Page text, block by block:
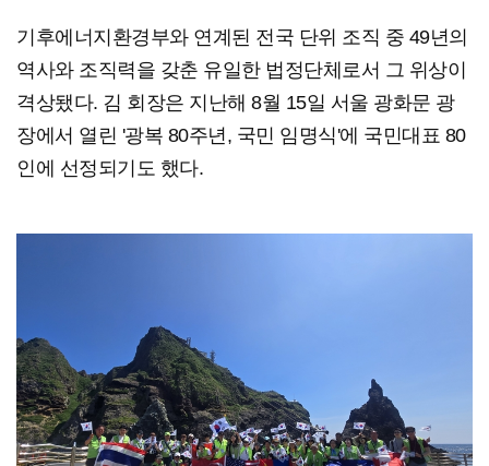
기후에너지환경부와 연계된 전국 단위 조직 중 49년의
역사와 조직력을 갖춘 유일한 법정단체로서 그 위상이
격상됐다. 김 회장은 지난해 8월 15일 서울 광화문 광
장에서 열린 '광복 80주년, 국민 임명식'에 국민대표 80
인에 선정되기도 했다.